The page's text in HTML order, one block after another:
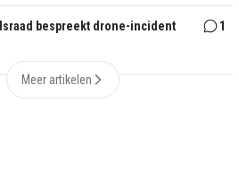
bespreekt drone-incident
1
Meer artikelen